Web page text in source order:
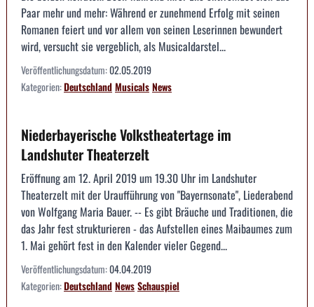
Paar mehr und mehr: Während er zunehmend Erfolg mit seinen
Romanen feiert und vor allem von seinen Leserinnen bewundert
wird, versucht sie vergeblich, als Musicaldarstel...
Veröffentlichungsdatum:02.05.2019
Kategorien:DeutschlandMusicalsNews
Niederbayerische Volkstheatertage im
Landshuter Theaterzelt
Eröffnung am 12. April 2019 um 19.30 Uhr im Landshuter
Theaterzelt mit der Uraufführung von "Bayernsonate", Liederabend
von Wolfgang Maria Bauer. -- Es gibt Bräuche und Traditionen, die
das Jahr fest strukturieren - das Aufstellen eines Maibaumes zum
1. Mai gehört fest in den Kalender vieler Gegend...
Veröffentlichungsdatum:04.04.2019
Kategorien:DeutschlandNewsSchauspiel